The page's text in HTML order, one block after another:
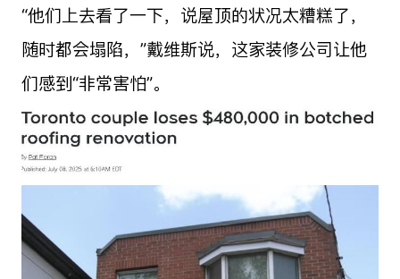
“他们上去看了一下，说屋顶的状况太糟糕了，
随时都会塌陷，”戴维斯说，这家装修公司让他
们感到“非常害怕”。